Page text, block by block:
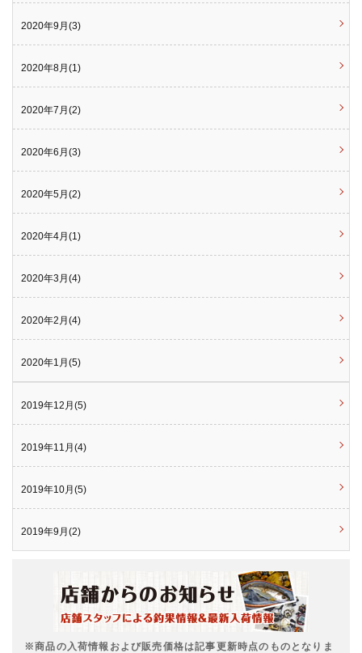
2020年9月(3)
2020年8月(1)
2020年7月(2)
2020年6月(3)
2020年5月(2)
2020年4月(1)
2020年3月(4)
2020年2月(4)
2020年1月(5)
2019年12月(5)
2019年11月(4)
2019年10月(5)
2019年9月(2)
※商品の入荷情報および販売価格は記事更新時点のものとなりま